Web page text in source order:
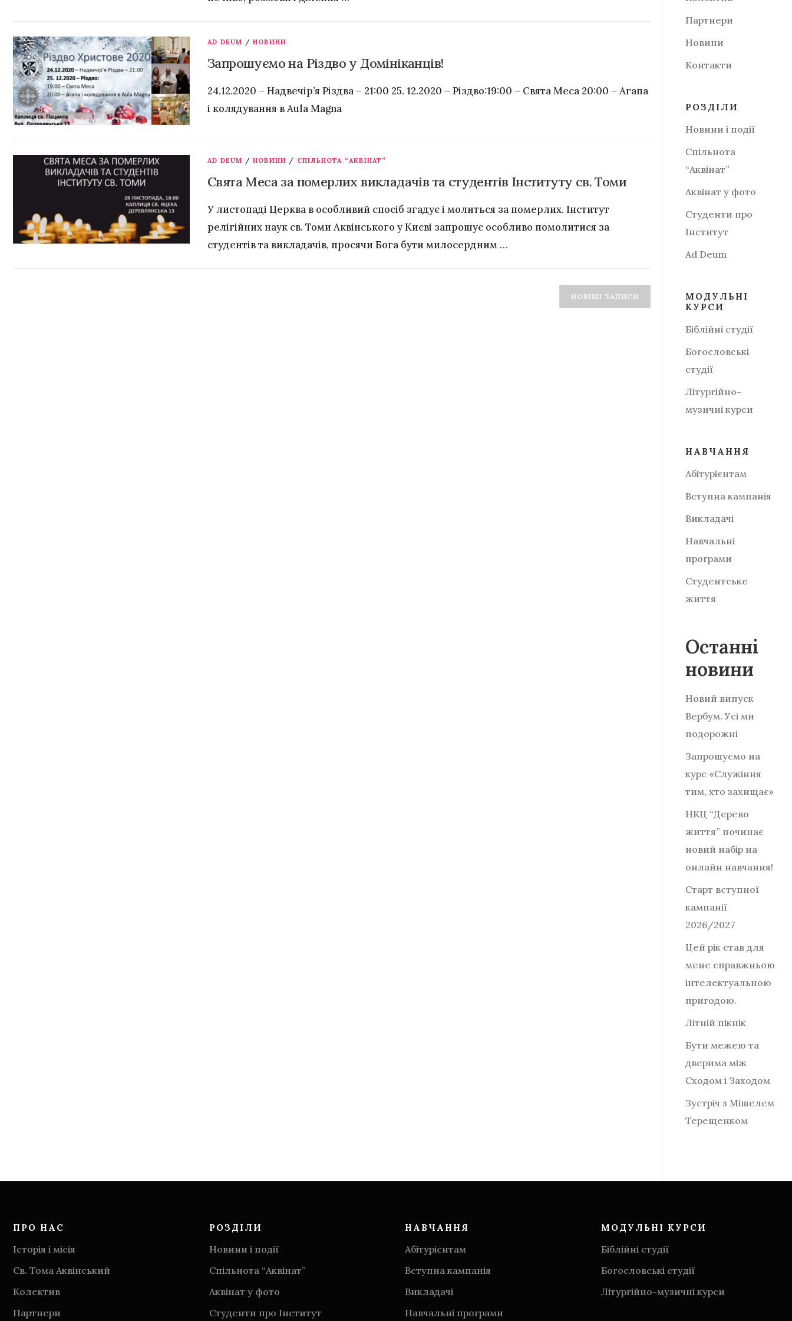
АD DEUM /НОВИНИ
Запрошуємо на Різдво у Домініканців!
24.12.2020 – Надвечір’я Різдва – 21:00 25. 12.2020 – Різдво:19:00 – Свята Меса 20:00 – Агапа
і колядування в Aula Magna
АD DEUM /НОВИНИ / СПІЛЬНОТА “АКВІНАТ”
Свята Меса за померлих викладачів та студентів Інституту св. Томи
У листопаді Церква в особливий спосіб згадує і молиться за померлих. Інститут
релігійних наук св. Томи Аквінського у Києві запрошує особливо помолитися за
студентів та викладачів, просячи Бога бути милосердним …
НОВІШІ ЗАПИСИ
Партнери
Новини
Контакти
РОЗДІЛИ
Новини і події
Спільнота
“Аквінат”
Аквінат у фото
Студенти про
Інститут
Аd Deum
МОДУЛЬНІ
КУРСИ
Біблійні студії
Богословські
студії
Літургійно-
музичні курси
НАВЧАННЯ
Абітурієнтам
Вступна кампанія
Викладачі
Навчальні
програми
Студентське
життя
Останні
новини
Новий випуск
Вербум. Усі ми
подорожні
Запрошуємо на
курс «Служіння
тим, хто захищає»
НКЦ “Дерево
життя” починає
новий набір на
онлайн навчання!
Старт вступної
кампанії
2026/2027
Цей рік став для
мене справжньою
інтелектуальною
пригодою.
Літній пікнік
Бути межею та
дверима між
Сходом і Заходом
Зустріч з Мішелем
Терещенком
ПРО НАС
Історія і місія
Св. Тома Аквінський
Колектив
Партнери
РОЗДІЛИ
Новини і події
Спільнота “Аквінат”
Аквінат у фото
Студенти про Інститут
НАВЧАННЯ
Абітурієнтам
Вступна кампанія
Викладачі
Навчальні програми
МОДУЛЬНІ КУРСИ
Біблійні студії
Богословські студії
Літургійно-музичні курси